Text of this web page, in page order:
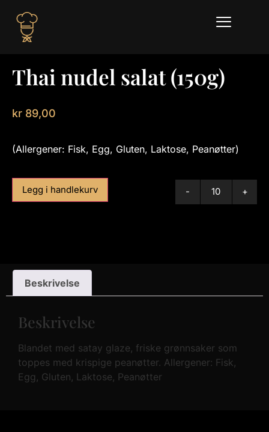
Thai nudel salat (150g)
kr 89,00
(Allergener: Fisk, Egg, Gluten, Laktose, Peanøtter)
- +
Legg i handlekurv
Beskrivelse
Beskrivelse
Blandet med satay glaze, friske grønnsaker som
toppes med krispige peanøtter. Allergener: Fisk,
Egg, Gluten, Laktose, Peanøtter